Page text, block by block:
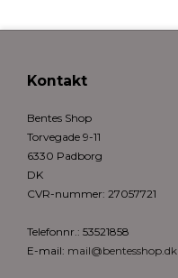
Kontakt
Bentes Shop
Torvegade 9-11
6330 Padborg
DK
CVR-nummer: 27057721
Telefonnr.: 53521858
E-mail: mail@bentesshop.dk